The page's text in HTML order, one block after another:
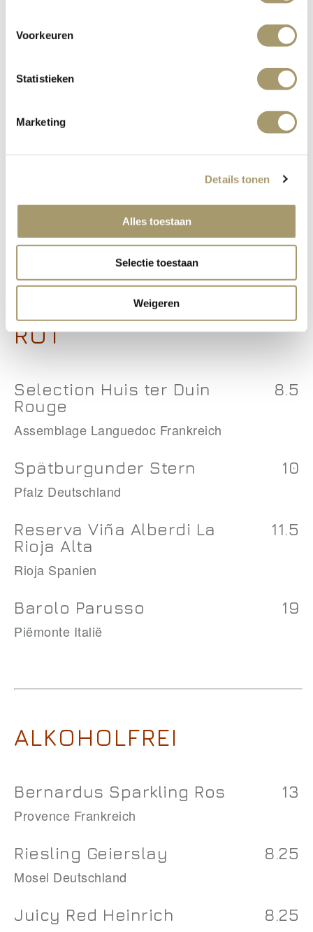
Voorkeuren
Statistieken
Marketing
Details tonen
Alles toestaan
Selectie toestaan
Weigeren
ROSÉ
Selection Huis ter Duin
8.5
Bernardus 14
ROT
Selection Huis ter Duin
Rouge
8.5
Assemblage Languedoc Frankreich
Spätburgunder Stern 10
Pfalz Deutschland
Reserva Viña Alberdi La
Rioja Alta
11.5
Rioja Spanien
Barolo Parusso 19
Piëmonte Italië
ALKOHOLFREI
Bernardus Sparkling Ros 13
Provence Frankreich
Riesling Geierslay 8.25
Mosel Deutschland
Juicy Red Heinrich 8.25